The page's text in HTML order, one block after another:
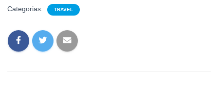
Categorias: TRAVEL